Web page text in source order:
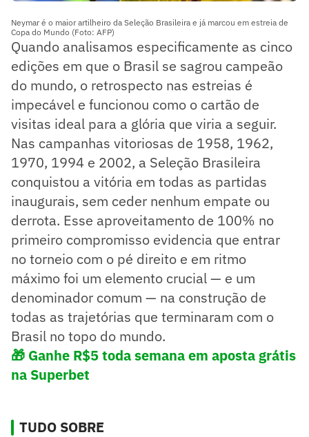
Neymar é o maior artilheiro da Seleção Brasileira e já marcou em estreia de
Copa do Mundo (Foto: AFP)
Quando analisamos especificamente as cinco
edições em que o Brasil se sagrou campeão
do mundo, o retrospecto nas estreias é
impecável e funcionou como o cartão de
visitas ideal para a glória que viria a seguir.
Nas campanhas vitoriosas de 1958, 1962,
1970, 1994 e 2002, a Seleção Brasileira
conquistou a vitória em todas as partidas
inaugurais, sem ceder nenhum empate ou
derrota. Esse aproveitamento de 100% no
primeiro compromisso evidencia que entrar
no torneio com o pé direito e em ritmo
máximo foi um elemento crucial — e um
denominador comum — na construção de
todas as trajetórias que terminaram com o
Brasil no topo do mundo.
🎁 Ganhe R$5 toda semana em aposta grátis
na Superbet
TUDO SOBRE